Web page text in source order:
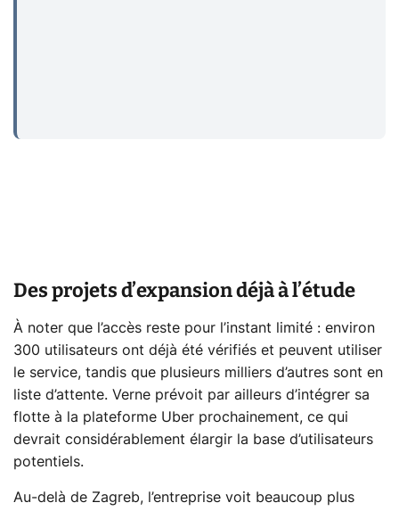
Des projets d’expansion déjà à l’étude
À noter que l’accès reste pour l’instant limité : environ
300 utilisateurs ont déjà été vérifiés et peuvent utiliser
le service, tandis que plusieurs milliers d’autres sont en
liste d’attente. Verne prévoit par ailleurs d’intégrer sa
flotte à la plateforme Uber prochainement, ce qui
devrait considérablement élargir la base d’utilisateurs
potentiels.
Au-delà de Zagreb, l’entreprise voit beaucoup plus